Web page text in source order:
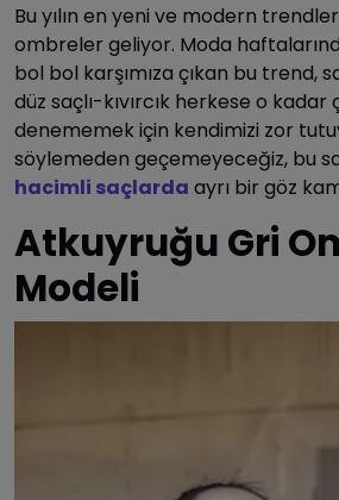
Bu yılın en yeni ve modern
ombreler geliyor. Moda
bol bol karşımıza çıkan bu trend,
düz saçlı-kıvırcık herkese o kadar
denememek için kendimizi zor
söylemeden geçemeyeceğiz, bu
hacimli saçlarda ayrı bir göz
Atkuyruğu Gri
Modeli